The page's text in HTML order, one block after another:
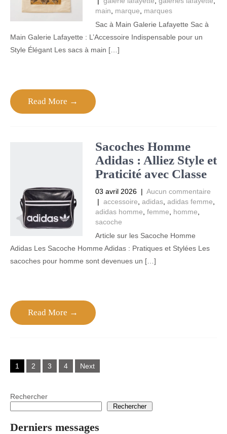
main
marque
marques
Sac à Main Galerie Lafayette Sac à
Main Galerie Lafayette : L’Accessoire Indispensable pour un
Style Élégant Les sacs à main […]
Read More →
Sacoches Homme
Adidas : Alliez Style et
Praticité avec Classe
03 avril 2026 | Aucun commentaire
| accessoire adidas, adidas femme
adidas homme femme homme
sacoche
Article sur les Sacoche Homme
Adidas Les Sacoche Homme Adidas : Pratiques et Stylées Les
sacoches pour homme sont devenues un […]
Read More →
Posts
navigation
1 2 3 4 Next
Rechercher
Rechercher
Derniers messages